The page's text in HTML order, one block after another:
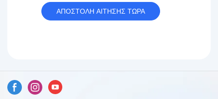
ΑΠΟΣΤΟΛΗ ΑΙΤΗΣΗΣ ΤΩΡΑ